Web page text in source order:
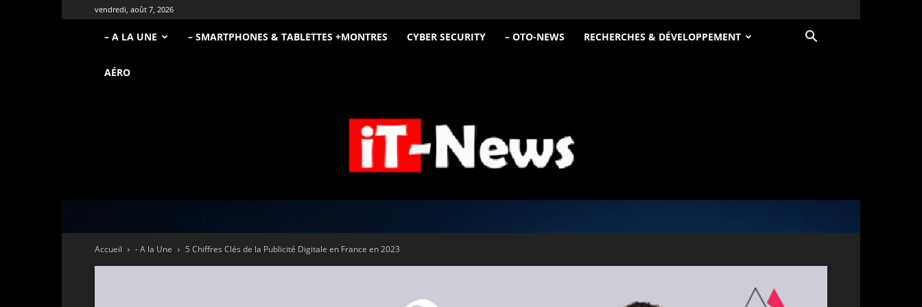
vendredi, août 7, 2026
– A LA UNE – SMARTPHONES & TABLETTES +MONTRES CYBER SECURITY – OTO-NEWS RECHERCHES & DÉVELOPPEMENT
AÉRO
iT
Accueil
- A la Une 5 Chiffres Clés de la Publicité Digitale en France en 2023